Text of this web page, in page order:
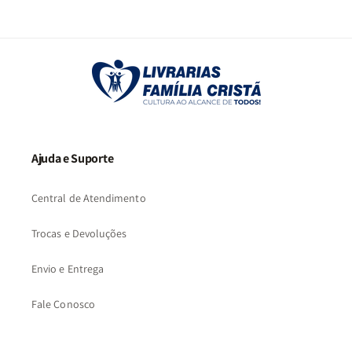
Ajuda e Suporte
Central de Atendimento
Trocas e Devoluções
Envio e Entrega
Fale Conosco